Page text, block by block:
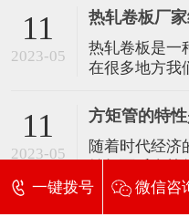
物品规划等对
间区域决裂不
顶头前总压下
周时的部分压
进步，临界压
11
2023-05
热轧卷板是一
在很多地方我
的一些基础问
期 热轧卷板产
面，受限产因
2021年全国
11
2023-05
方矩管的特
随着时代经济
中小企业的厂
一键拨号 微信咨